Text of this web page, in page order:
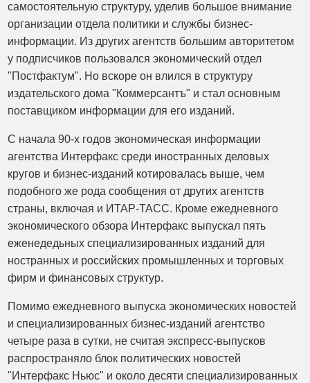
самостоятельную структуру, уделив большое внимание
организации отдела политики и службы бизнес-
информации. Из других агентств большим авторитетом
у подписчиков пользовался экономический отдел
"Постфактум". Но вскоре он влился в структуру
издательского дома "Коммерсантъ" и стал основным
поставщиком информации для его изданий.
С начала 90-х годов экономическая информации
агентства Интерфакс среди иностранных деловых
кругов и бизнес-изданий котировалась выше, чем
подобного же рода сообщения от других агентств
страны, включая и ИТАР-ТАСС. Кроме ежедневного
экономического обзора Интерфакс выпускал пять
еженедедьных специализированных изданий для
ностранных и российских промышленных и торговых
фирм и финансовых структур.
Помимо ежедневного выпуска экономических новостей
и специализированных бизнес-изданий агентство
четыре раза в сутки, не считая экспресс-выпусков
распространяло блок политических новостей
"Интерфакс Ньюс" и около десяти специализированных